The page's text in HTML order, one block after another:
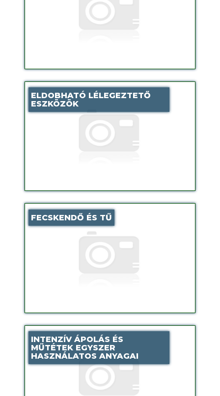
ELDOBHATÓ LÉLEGEZTETŐ
ESZKÖZÖK
FECSKENDŐ ÉS TŰ
INTENZÍV ÁPOLÁS ÉS
MŰTÉTEK EGYSZER
HASZNÁLATOS ANYAGAI